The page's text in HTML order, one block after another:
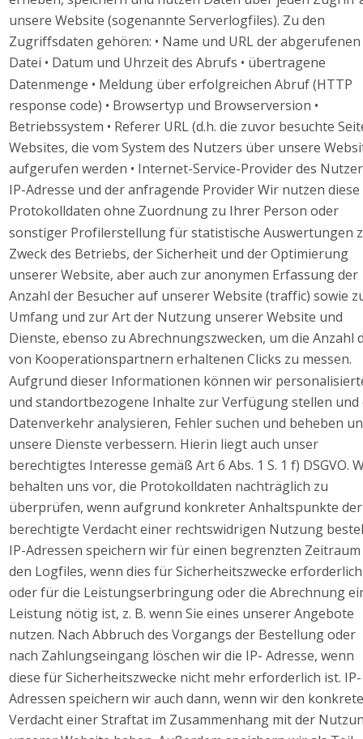
unsere Website (sogenannte Serverlogfiles). Zu den
Zugriffsdaten gehören: • Name und URL der abgerufenen
Datei • Datum und Uhrzeit des Abrufs • übertragene
Datenmenge • Meldung über erfolgreichen Abruf (HTTP
response code) • Browsertyp und Browserversion •
Betriebssystem • Referer URL (d.h. die zuvor besuchte
Websites, die vom System des Nutzers über unsere
aufgerufen werden • Internet-Service-Provider des
IP-Adresse und der anfragende Provider Wir nutzen diese
Protokolldaten ohne Zuordnung zu Ihrer Person oder
sonstiger Profilerstellung für statistische Auswertungen
Zweck des Betriebs, der Sicherheit und der Optimierung
unserer Website, aber auch zur anonymen Erfassung der
Anzahl der Besucher auf unserer Website (traffic) sowie
Umfang und zur Art der Nutzung unserer Website und
Dienste, ebenso zu Abrechnungszwecken, um die Anzahl
von Kooperationspartnern erhaltenen Clicks zu messen.
Aufgrund dieser Informationen können wir
und standortbezogene Inhalte zur Verfügung stellen
Datenverkehr analysieren, Fehler suchen und beheben
unsere Dienste verbessern. Hierin liegt auch unser
berechtigtes Interesse gemäß Art 6 Abs. 1 S. 1 f) DSGVO.
behalten uns vor, die Protokolldaten nachträglich zu
überprüfen, wenn aufgrund konkreter Anhaltspunkte
berechtigte Verdacht einer rechtswidrigen Nutzung
IP-Adressen speichern wir für einen begrenzten
den Logfiles, wenn dies für Sicherheitszwecke
oder für die Leistungserbringung oder die Abrechnung
Leistung nötig ist, z. B. wenn Sie eines unserer Angebote
nutzen. Nach Abbruch des Vorgangs der Bestellung oder
nach Zahlungseingang löschen wir die IP- Adresse, wenn
diese für Sicherheitszwecke nicht mehr erforderlich ist. IP-
Adressen speichern wir auch dann, wenn wir den
Verdacht einer Straftat im Zusammenhang mit der